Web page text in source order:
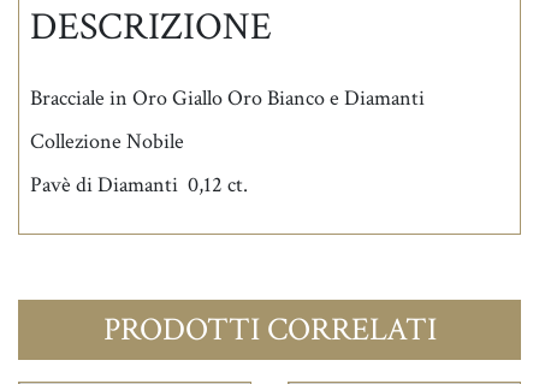
DESCRIZIONE
Bracciale in Oro Giallo Oro Bianco e Diamanti
Collezione Nobile
Pavè di Diamanti 0,12 ct.
PRODOTTI CORRELATI